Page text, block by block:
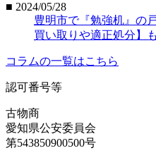
■ 2024/05/28
豊明市で『勉強机』の
買い取りや適正処分】
コラムの一覧はこちら
認可番号等
古物商
愛知県公安委員会
第543850900500号